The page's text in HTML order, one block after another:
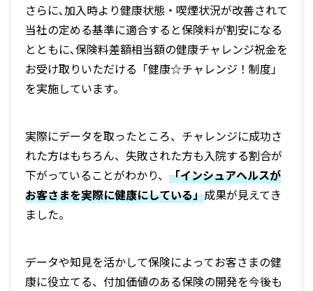
さらに､加入時より健康状態・喫煙状況が改善されて
当社の定める基準に適合すると保険料が割安になる
とともに､保険料差額相当額の健康チャレンジ祝金を
お受け取りいただける「健康☆チャレンジ！制度」
を実施しています。
実際にデータを取ったところ、チャレンジに成功さ
れた方はもちろん、失敗された方も入院する割合が
下がっていることがわかり、 「インシュアヘルスが
お客さまを実際に健康にしている」成果が見えてき
ました。
データや知見を活かして保険によってお客さまの健
康に役立てる、付加価値のある保険の開発を今後も